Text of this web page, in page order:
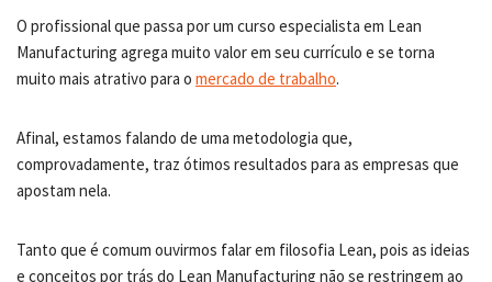
O profissional que passa por um curso especialista em Lean
Manufacturing agrega muito valor em seu currículo e se torna
muito mais atrativo para o mercado de trabalho.
Afinal, estamos falando de uma metodologia que,
comprovadamente, traz ótimos resultados para as empresas que
apostam nela.
Tanto que é comum ouvirmos falar em filosofia Lean, pois as ideias
e conceitos por trás do Lean Manufacturing não se restringem ao